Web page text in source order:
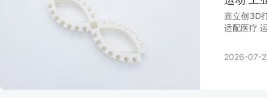
嘉立创3D
适配医疗
2026-07-